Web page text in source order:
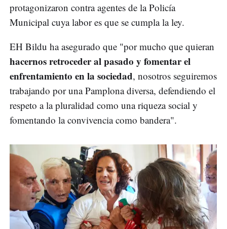
protagonizaron contra agentes de la Policía
Municipal cuya labor es que se cumpla la ley.
EH Bildu ha asegurado que "por mucho que quieran
hacernos retroceder al pasado y fomentar el
enfrentamiento en la sociedad, nosotros seguiremos
trabajando por una Pamplona diversa, defendiendo el
respeto a la pluralidad como una riqueza social y
fomentando la convivencia como bandera".